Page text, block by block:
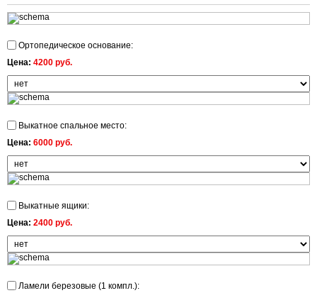
Ортопедическое основание:
Цена: 4200 руб.
Выкатное спальное место:
Цена: 6000 руб.
Выкатные ящики:
Цена: 2400 руб.
Ламели березовые (1 компл.):